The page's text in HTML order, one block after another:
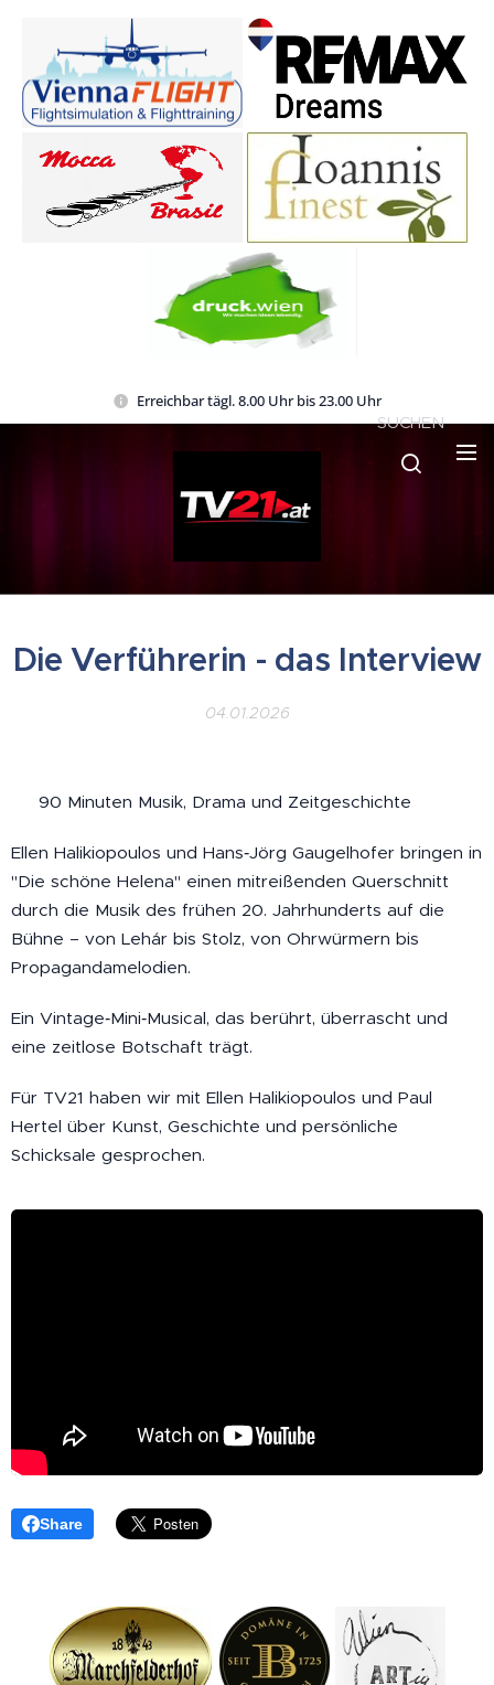
Erreichbar tägl. 8.00 Uhr bis 23.00 Uhr
SUCHEN
Die Verführerin - das Interview
04.01.2026
🎭 90 Minuten Musik, Drama und Zeitgeschichte
Ellen Halikiopoulos und Hans‑Jörg Gaugelhofer bringen in
"Die schöne Helena" einen mitreißenden Querschnitt
durch die Musik des frühen 20. Jahrhunderts auf die
Bühne – von Lehár bis Stolz, von Ohrwürmern bis
Propagandamelodien.
Ein Vintage‑Mini‑Musical, das berührt, überrascht und
eine zeitlose Botschaft trägt.
Für TV21 haben wir mit Ellen Halikiopoulos und Paul
Hertel über Kunst, Geschichte und persönliche
Schicksale gesprochen.
Share